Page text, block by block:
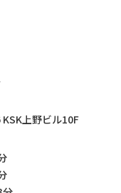
上野ビル10F